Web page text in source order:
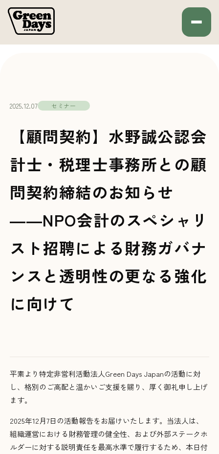
2025.12.07 セミナー
【顧問契約】水野誠公認会
計士・税理士事務所との顧
問契約締結のお知らせ
――NPO会計のスペシャリ
スト招聘による財務ガバナ
ンスと透明性の更なる強化
に向けて
平素より特定非営利活動法人Green Days Japanの活動に対
し、格別のご高配と温かいご支援を賜り、厚く御礼申し上げ
ます。
2025年12月7日の活動報告をお届けいたします。当法人は、
組織運営における財務管理の健全性、および外部ステークホ
ルダーに対する説明責任を最高水準で履行するため、本日付